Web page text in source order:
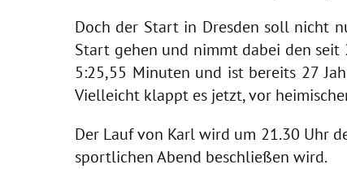
Doch der Start in Dresden soll nicht
Start gehen und nimmt dabei den seit
5:25,55 Minuten und ist bereits 27
Vielleicht klappt es jetzt, vor
Der Lauf von Karl wird um 21.30 Uhr
sportlichen Abend beschließen wird.